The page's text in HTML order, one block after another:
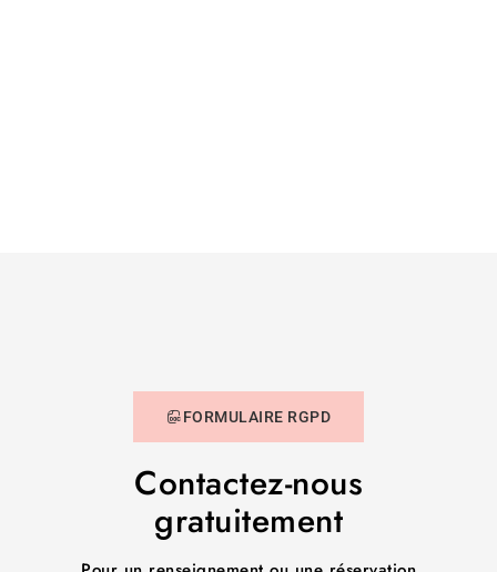
FORMULAIRE RGPD
Contactez-nous
gratuitement